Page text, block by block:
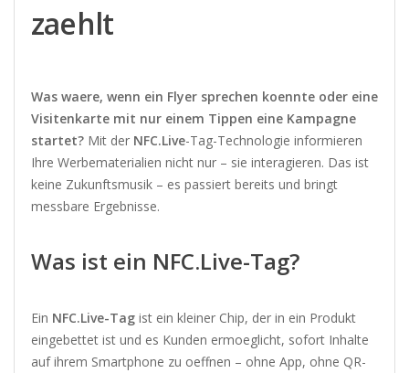
zaehlt
Was waere, wenn ein Flyer sprechen koennte oder eine
Visitenkarte mit nur einem Tippen eine Kampagne
startet?Mit der NFC.Live-Tag-Technologie informieren
Ihre Werbematerialien nicht nur – sie interagieren. Das ist
keine Zukunftsmusik – es passiert bereits und bringt
messbare Ergebnisse.
Was ist ein NFC.Live-Tag?
Ein NFC.Live-Tagist ein kleiner Chip, der in ein Produkt
eingebettet ist und es Kunden ermoeglicht, sofort Inhalte
auf ihrem Smartphone zu oeffnen – ohne App, ohne QR-